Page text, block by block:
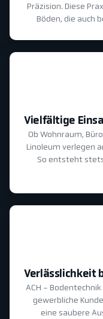
Präzision. Diese
Böden, die auch
Vielfältige
Ob Wohnraum,
Linoleum verlegen
So entsteht
Verlässlichkeit
ACH -
gewerbliche
eine saubere